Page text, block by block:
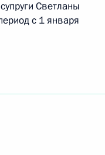
Светланы
с 1 января